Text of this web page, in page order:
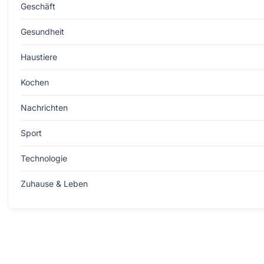
Geschäft
Gesundheit
Haustiere
Kochen
Nachrichten
Sport
Technologie
Zuhause & Leben